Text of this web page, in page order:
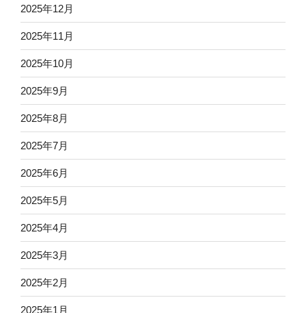
2025年12月
2025年11月
2025年10月
2025年9月
2025年8月
2025年7月
2025年6月
2025年5月
2025年4月
2025年3月
2025年2月
2025年1月